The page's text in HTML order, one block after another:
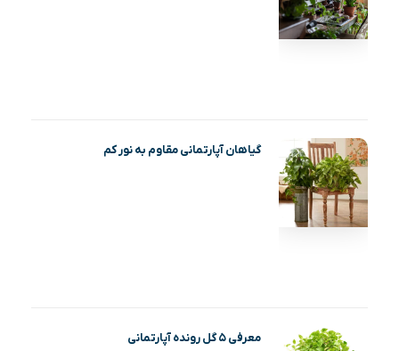
گیاهان آپارتمانی مقاوم به نور کم
معرفی ۵ گل رونده آپارتمانی